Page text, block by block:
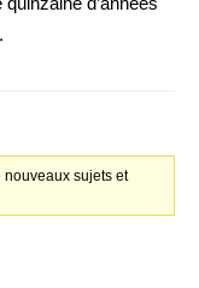
nouveaux sujets et